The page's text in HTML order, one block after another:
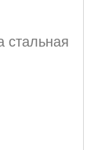
стальная